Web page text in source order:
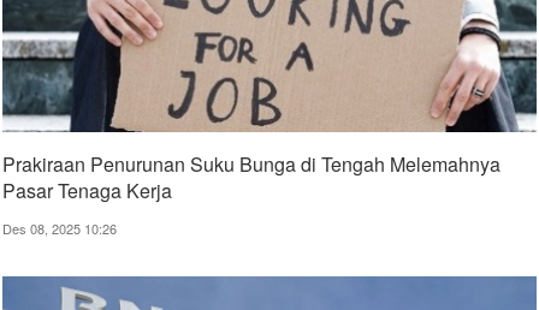
Prakiraan Penurunan Suku Bunga di Tengah Melemahnya
Pasar Tenaga Kerja
Des 08, 2025 10:26